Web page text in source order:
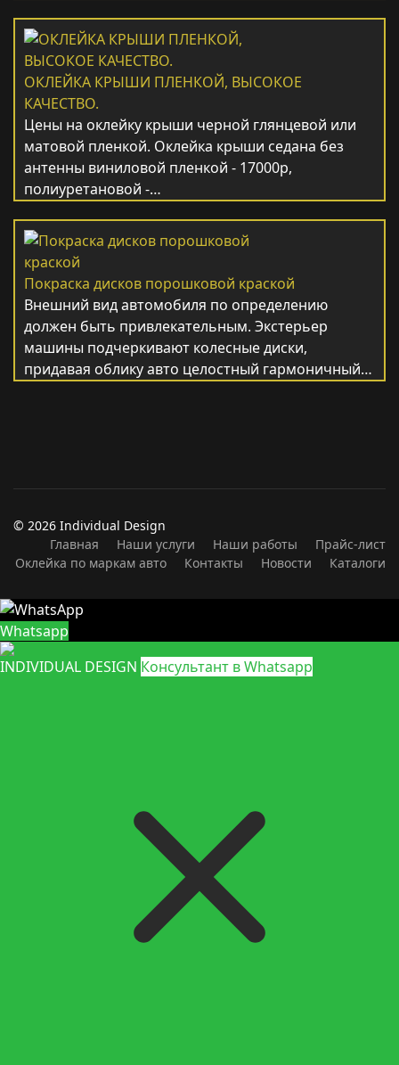
ОКЛЕЙКА КРЫШИ ПЛЕНКОЙ, ВЫСОКОЕ
КАЧЕСТВО.
Цены на оклейку крыши черной глянцевой или
матовой пленкой. Оклейка крыши седана без
антенны виниловой пленкой - 17000р,
полиуретановой -…
Покраска дисков порошковой краской
Внешний вид автомобиля по определению
должен быть привлекательным. Экстерьер
машины подчеркивают колесные диски,
придавая облику авто целостный гармоничный…
© 2026 Individual Design
Главная
Наши услуги Наши работы
Прайс-лист
Оклейка по маркам авто
Контакты Новости Каталоги
Whatsapp
INDIVIDUAL DESIGN Консультант в Whatsapp